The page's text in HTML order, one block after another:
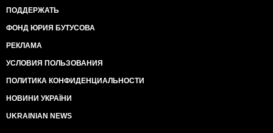
ПОДДЕРЖАТЬ
ФОНД ЮРИЯ БУТУСОВА
РЕКЛАМА
УСЛОВИЯ ПОЛЬЗОВАНИЯ
ПОЛИТИКА КОНФИДЕНЦИАЛЬНОСТИ
НОВИНИ УКРАЇНИ
UKRAINIAN NEWS